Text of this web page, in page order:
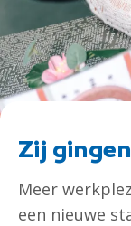
Zij
Meer
een nieuwe